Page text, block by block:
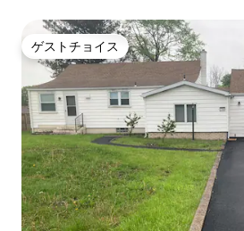
ゲストチョイス
ゲストチョイス